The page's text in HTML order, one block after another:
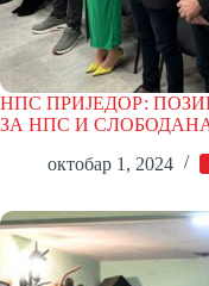
НПС ПРИЈЕДОР:
ЗА НПС И
октобар 1, 2024